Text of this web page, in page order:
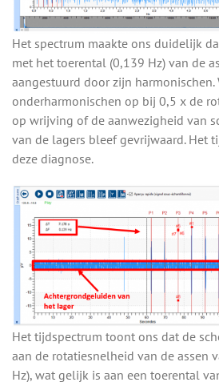
Het spectrum maakte ons duidelijk
met het toerental (0,139 Hz) van de
aangestuurd door zijn harmonischen.
onderharmonischen op bij 0,5 x de
op wrijving of de aanwezigheid van
van de lagers bleef gevrijwaard. Het
deze diagnose.
Het tijdspectrum toont ons dat de
aan de rotatiesnelheid van de assen
Hz), wat gelijk is aan een toerental